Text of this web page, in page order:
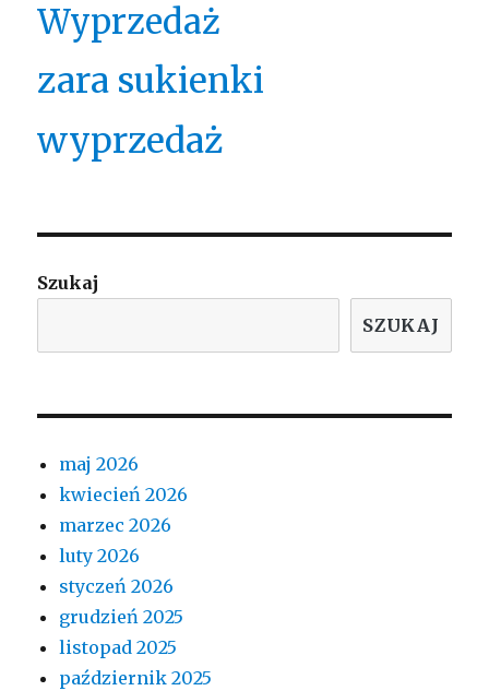
Wyprzedaż
zara sukienki
wyprzedaż
Szukaj
SZUKAJ
maj 2026
kwiecień 2026
marzec 2026
luty 2026
styczeń 2026
grudzień 2025
listopad 2025
październik 2025